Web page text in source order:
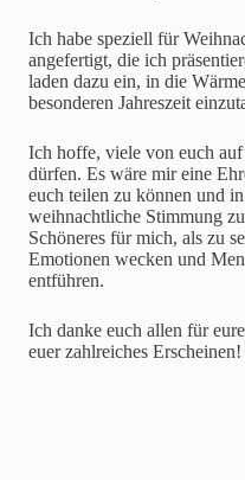
Ich habe speziell für
angefertigt, die ich
laden dazu ein, in die
besonderen Jahreszeit
Ich hoffe, viele von euch
dürfen. Es wäre mir eine
euch teilen zu können und
weihnachtliche Stimmung
Schöneres für mich, als zu
Emotionen wecken und
entführen.
Ich danke euch allen für
euer zahlreiches Erscheinen!